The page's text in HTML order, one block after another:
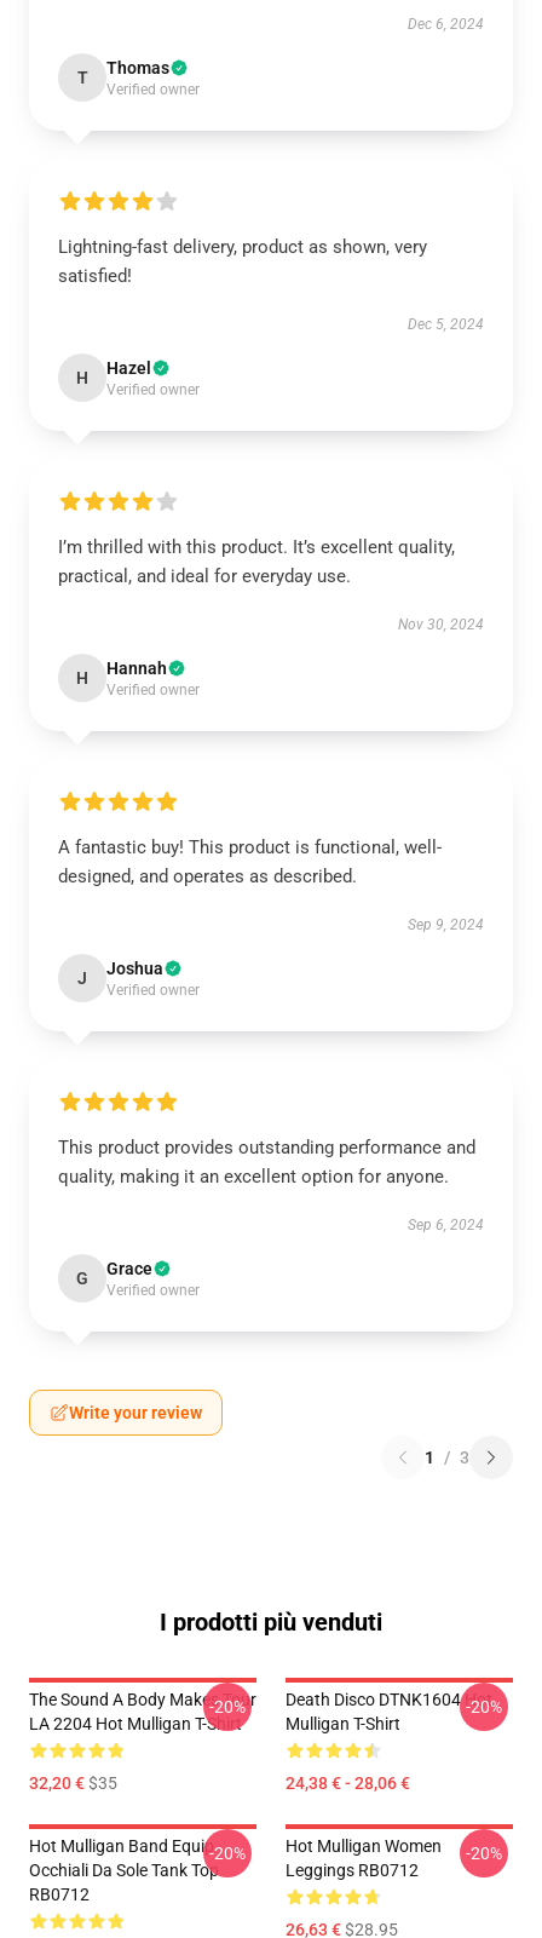
Dec 6, 2024
T Thomas
Verified owner
Lightning-fast delivery, product as shown, very
satisfied!
Dec 5, 2024
H Hazel
Verified owner
I’m thrilled with this product. It’s excellent quality,
practical, and ideal for everyday use.
Nov 30, 2024
H Hannah
Verified owner
A fantastic buy! This product is functional, well-
designed, and operates as described.
Sep 9, 2024
J Joshua
Verified owner
This product provides outstanding performance and
quality, making it an excellent option for anyone.
Sep 6, 2024
G Grace
Verified owner
Write your review
1 / 3
I prodotti più venduti
The Sound A Body Makes Tour
LA 2204 Hot Mulligan T-Shirt
32,20 €$35
-20%
Death Disco DTNK1604 Hot
Mulligan T-Shirt
24,38 € - 28,06 €
-20%
Hot Mulligan Band Equip
Occhiali Da Sole Tank Top
RB0712
-20%
Hot Mulligan Women
Leggings RB0712
26,63 €$28.95
-20%